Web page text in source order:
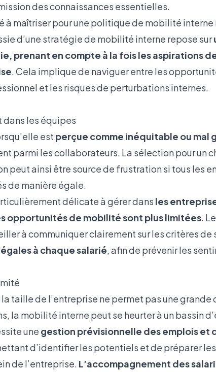
des connaissances essentielles.
à maîtriser pour une politique de mobilité interne
d’une stratégie de mobilité interne repose sur
prenant en compte à la fois les aspirations
. Cela implique de naviguer entre les
et les risques de perturbations internes.
dans les équipes
est perçue comme inéquitable ou mal
parmi les collaborateurs. La sélection pour un
peut ainsi être source de frustration si tous les
de manière égale.
délicate à gérer dans les
opportunités de mobilité sont plus limitées.
à communiquer clairement sur les critères de
à chaque salarié, afin de prévenir les
taille de l’entreprise ne permet pas une grande
la mobilité interne peut se heurter à un bassin
une gestion prévisionnelle des emplois et
d’identifier les potentiels et de préparer
de l’entreprise. L’accompagnement des